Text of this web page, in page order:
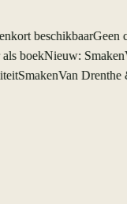
beschikbaarGeen
boekNieuw:
SmakenVan Drenthe